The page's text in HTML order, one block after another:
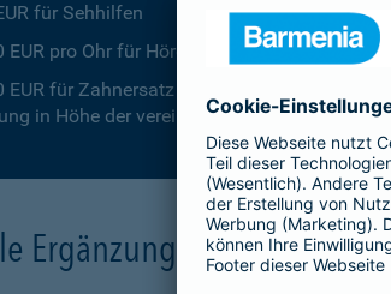
für Sehhilfen
EUR pro Ohr für Hörgeräte
EUR für Zahnersatz in den ersten beiden
in Höhe der vereinbarten Prozentstufe
Ergänzungen für deine